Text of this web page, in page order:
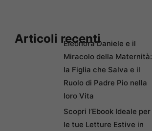
Articoli recentiEleonora Daniele e il
Miracolo della Maternità:
la Figlia che Salva e il
Ruolo di Padre Pio nella
loro Vita
Scopri l’Ebook Ideale per
le tue Letture Estive in